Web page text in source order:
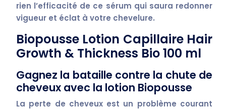
rien l’efficacité de ce sérum qui saura redonner
vigueur et éclat à votre chevelure.
Biopousse Lotion Capillaire Hair
Growth & Thickness Bio 100 ml
Gagnez la bataille contre la chute de
cheveux avec la lotion Biopousse
La perte de cheveux est un problème courant